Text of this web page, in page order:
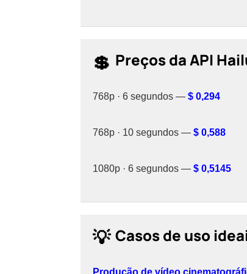
💲 Preços da API
768p · 6 segundos — $ 0,294
768p · 10 segundos — $ 0,588
1080p · 6 segundos — $ 0,5145
💡 Casos de uso
Produção de vídeo